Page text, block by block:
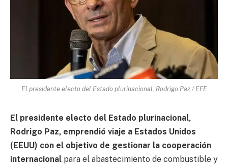
El presidente electo del Estado plurinacional, Rodrigo Paz / EFE
El presidente electo del Estado plurinacional,
Rodrigo Paz, emprendió viaje a Estados Unidos
(EEUU) con el objetivo de gestionar la cooperación
internacional para el abastecimiento de combustible y